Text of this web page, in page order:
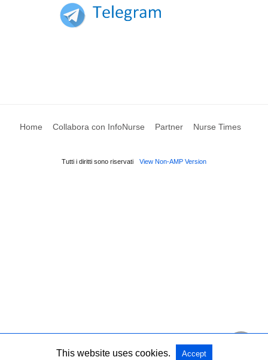
Home Collabora con InfoNurse Partner Nurse Times
Tutti i diritti sono riservati View Non-AMP Version
This website uses cookies. Accept